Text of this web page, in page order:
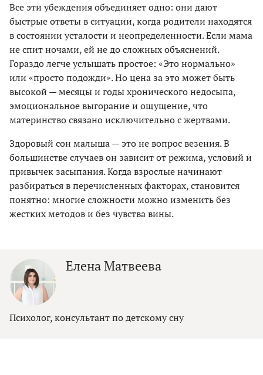
Все эти убеждения объединяет одно: они дают
быстрые ответы в ситуации, когда родители находятся
в состоянии усталости и неопределенности. Если мама
не спит ночами, ей не до сложных объяснений.
Гораздо легче услышать простое: «Это нормально»
или «просто подожди». Но цена за это может быть
высокой — месяцы и годы хронического недосыпа,
эмоциональное выгорание и ощущение, что
материнство связано исключительно с жертвами.
Здоровый сон малыша — это не вопрос везения. В
большинстве случаев он зависит от режима, условий и
привычек засыпания. Когда взрослые начинают
разбираться в перечисленных факторах, становится
понятно: многие сложности можно изменить без
жестких методов и без чувства вины.
Елена Матвеева
Психолог, консультант по детскому сну